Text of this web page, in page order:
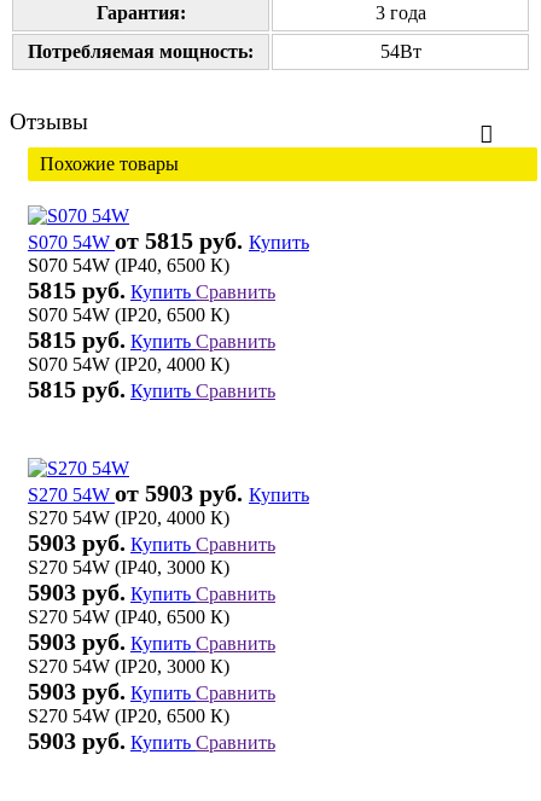
Гарантия:
3 года
Потребляемая мощность:
54Вт
Отзывы
Похожие товары
S070 54W от 5815 руб. Купить
S070 54W (IP40, 6500 К)
5815 руб. Купить Сравнить
S070 54W (IP20, 6500 К)
5815 руб. Купить Сравнить
S070 54W (IP20, 4000 К)
5815 руб. Купить Сравнить
S270 54W от 5903 руб. Купить
S270 54W (IP20, 4000 К)
5903 руб. Купить Сравнить
S270 54W (IP40, 3000 К)
5903 руб. Купить Сравнить
S270 54W (IP40, 6500 К)
5903 руб. Купить Сравнить
S270 54W (IP20, 3000 К)
5903 руб. Купить Сравнить
S270 54W (IP20, 6500 К)
5903 руб. Купить Сравнить